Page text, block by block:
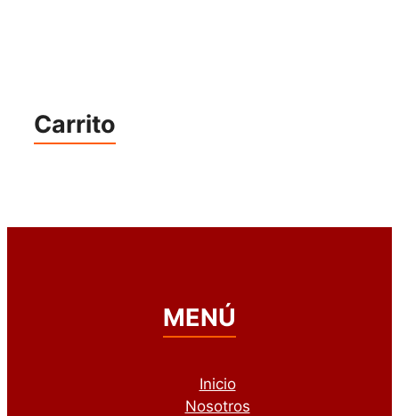
Carrito
MENÚ
Inicio
Nosotros